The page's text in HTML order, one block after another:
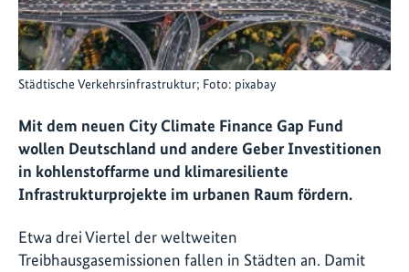
Städtische Verkehrsinfrastruktur; Foto: pixabay
Mit dem neuen City Climate Finance Gap Fund
wollen Deutschland und andere Geber Investitionen
in kohlenstoffarme und klimaresiliente
Infrastrukturprojekte im urbanen Raum fördern.
Etwa drei Viertel der weltweiten
Treibhausgasemissionen fallen in Städten an. Damit